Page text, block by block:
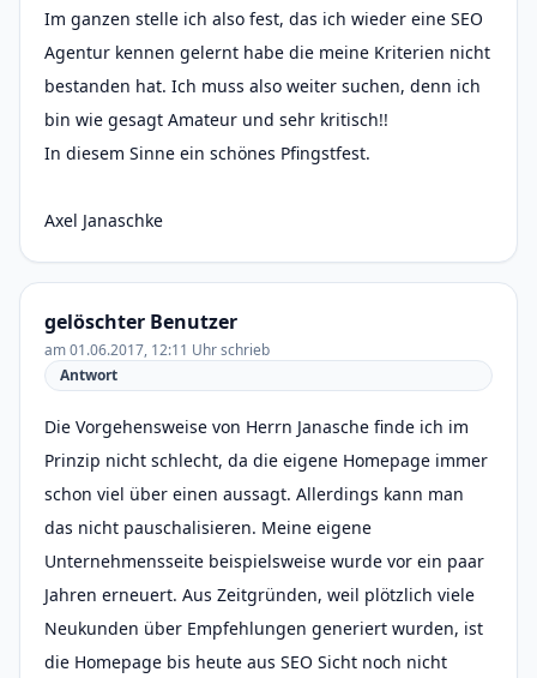
Im ganzen stelle ich also fest, das ich wieder eine SEO
Agentur kennen gelernt habe die meine Kriterien nicht
bestanden hat. Ich muss also weiter suchen, denn ich
bin wie gesagt Amateur und sehr kritisch!!
In diesem Sinne ein schönes Pfingstfest.
Axel Janaschke
gelöschter Benutzer
am 01.06.2017, 12:11 Uhr schrieb
Antwort
Die Vorgehensweise von Herrn Janasche finde ich im
Prinzip nicht schlecht, da die eigene Homepage immer
schon viel über einen aussagt. Allerdings kann man
das nicht pauschalisieren. Meine eigene
Unternehmensseite beispielsweise wurde vor ein paar
Jahren erneuert. Aus Zeitgründen, weil plötzlich viele
Neukunden über Empfehlungen generiert wurden, ist
die Homepage bis heute aus SEO Sicht noch nicht